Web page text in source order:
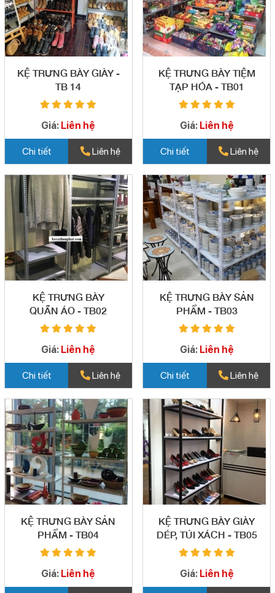
KỆ TRƯNG BÀY GIÀY -
TB 14
Giá: Liên hệ
Chi tiết Liên hệ
KỆ TRƯNG BÀY TIỆM
TẠP HÓA - TB01
Giá: Liên hệ
Chi tiết Liên hệ
KỆ TRƯNG BÀY
QUẦN ÁO - TB02
Giá: Liên hệ
Chi tiết Liên hệ
KỆ TRƯNG BÀY SẢN
PHẨM - TB03
Giá: Liên hệ
Chi tiết Liên hệ
KỆ TRƯNG BÀY SẢN
PHẨM - TB04
Giá: Liên hệ
KỆ TRƯNG BÀY GIÀY
DÉP, TÚI XÁCH - TB05
Giá: Liên hệ